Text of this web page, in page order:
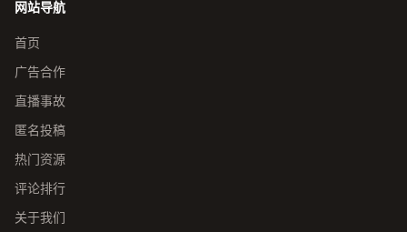
网站导航
首页
广告合作
直播事故
匿名投稿
热门资源
评论排行
关于我们